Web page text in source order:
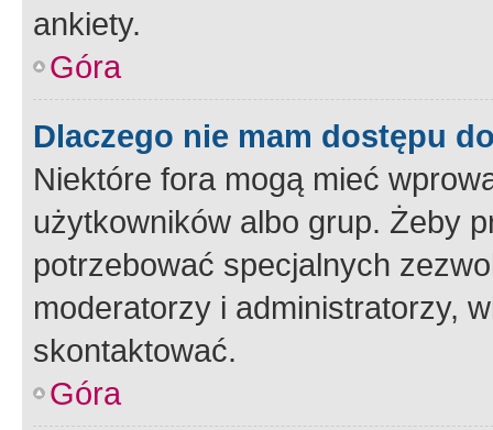
ankiety.
Góra
Dlaczego nie mam dostępu
Niektóre fora mogą mieć
użytkowników albo grup. Żeby
potrzebować specjalnych
moderatorzy i administratorzy,
skontaktować.
Góra